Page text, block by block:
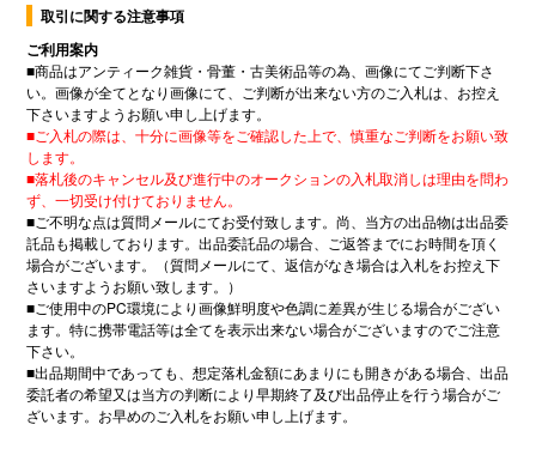
取引に関する注意事項
ご利用案内
■商品はアンティーク雑貨・骨董・古美術品等の為、画像にてご判断下さ
い。画像が全てとなり画像にて、ご判断が出来ない方のご入札は、お控え
下さいますようお願い申し上げます。
■ご入札の際は、十分に画像等をご確認した上で、慎重なご判断をお願い致
します。
■落札後のキャンセル及び進行中のオークションの入札取消しは理由を問わ
ず、一切受け付けておりません。
■ご不明な点は質問メールにてお受付致します。尚、当方の出品物は出品委
託品も掲載しております。出品委託品の場合、ご返答までにお時間を頂く
場合がございます。（質問メールにて、返信がなき場合は入札をお控え下
さいますようお願い致します。）
■ご使用中のPC環境により画像鮮明度や色調に差異が生じる場合がござい
ます。特に携帯電話等は全てを表示出来ない場合がございますのでご注意
下さい。
■出品期間中であっても、想定落札金額にあまりにも開きがある場合、出品
委託者の希望又は当方の判断により早期終了及び出品停止を行う場合がご
ざいます。お早めのご入札をお願い申し上げます。